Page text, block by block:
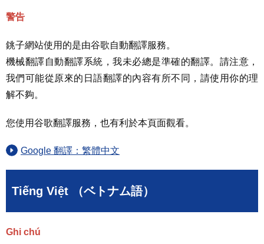
警告
銚子網站使用的是由谷歌自動翻譯服務。
機械翻譯自動翻譯系統，我未必總是準確的翻譯。請注意，
我們可能從原來的日語翻譯的內容有所不同，請使用你的理
解不夠。
您使用谷歌翻譯服務，也有利於本頁面觀看。
Google 翻譯：繁體中文
Tiếng Việt （ベトナム語）
Ghi chú